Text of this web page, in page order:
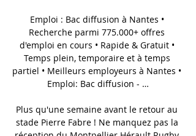
Emploi : Bac diffusion à Nantes •
Recherche parmi 775.000+ offres
d'emploi en cours • Rapide & Gratuit •
Temps plein, temporaire et à temps
partiel • Meilleurs employeurs à Nantes •
Emploi: Bac diffusion - …
Plus qu'une semaine avant le retour au
stade Pierre Fabre ! Ne manquez pas la